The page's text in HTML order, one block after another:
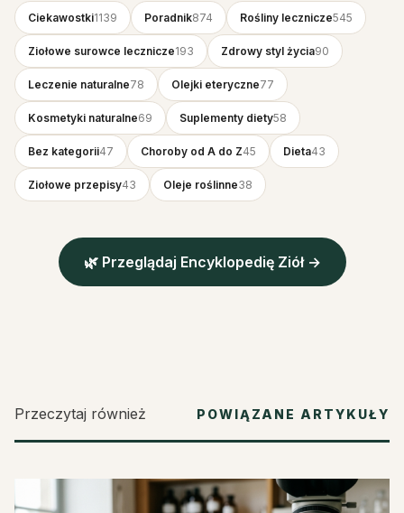
Ciekawostki1139 Poradnik874 Rośliny lecznicze545
Ziołowe surowce lecznicze193 Zdrowy styl życia90
Leczenie naturalne78 Olejki eteryczne77
Kosmetyki naturalne69 Suplementy diety58
Bez kategorii47 Choroby od A do Z45 Dieta43
Ziołowe przepisy43 Oleje roślinne38
🌿 Przeglądaj Encyklopedię Ziół →
Przeczytaj również POWIĄZANE ARTYKUŁY